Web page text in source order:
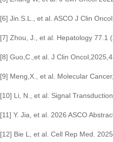
[6] Jin.S.L., et al. ASCO J Clin
[7] Zhou, J., et al. Hepatology 77.1
[8] Guo,C.,et al. J Clin
[9] Meng,X., et al. Molecular
[10] Li, N., et al. Signal
[11] Y. Jia, et al. 2026 ASCO
[12] Bie L, et al. Cell Rep Med.